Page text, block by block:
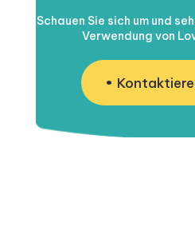
Schauen Sie sich um und
Verwendung von